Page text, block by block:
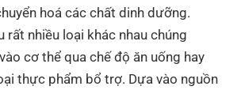
hoá các chất dinh dưỡng.
rất nhiều loại khác nhau chúng
cơ thể qua chế độ ăn uống hay
thực phẩm bổ trợ. Dựa vào nguồn